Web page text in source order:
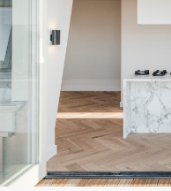
Verwacht
Bedrijfsaanbod
Aangekocht
Recent transacties